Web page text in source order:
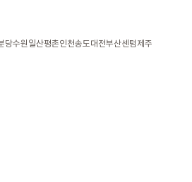
당수원 일산평촌인천송도대전부산센텀 제주